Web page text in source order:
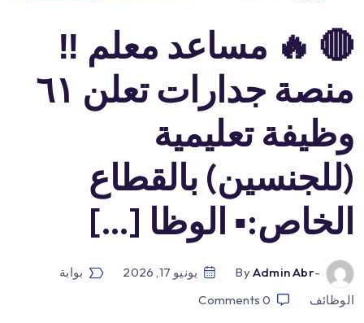
🔴 🔥 مساعد معلم ‼️
منصة جدارات تعلن ٦١
وظيفة تعليمية
(للجنسين) بالقطاع
الخاص:▪️ الوظا […]
-by
Admin Abr يونيو 17, 2026
بوابة
الوظائف
0
Comments